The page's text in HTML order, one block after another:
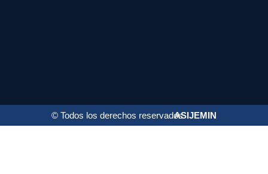
© Todos los derechos reservadosASIJEMIN